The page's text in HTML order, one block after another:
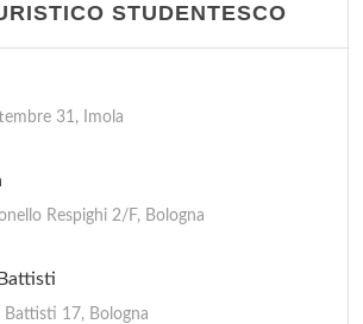
STUDENTESCO
31, Imola
Respighi 2/F, Bologna
Battisti 17, Bologna